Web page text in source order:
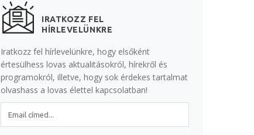
IRATKOZZ FEL
HÍRLEVELÜNKRE
Iratkozz fel hírlevelünkre, hogy elsőként
értesülhess lovas aktualitásokról, hírekről és
programokról, illetve, hogy sok érdekes tartalmat
olvashass a lovas élettel kapcsolatban!